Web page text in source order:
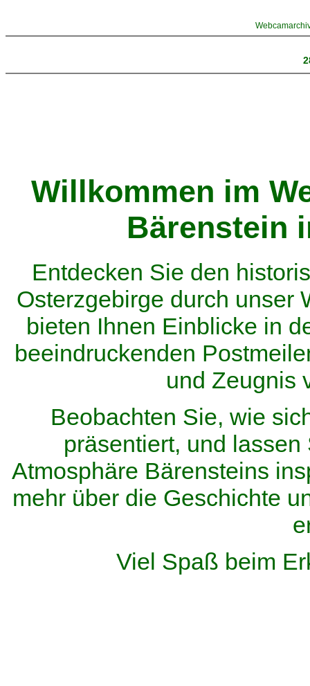
Willkommen im
Bärenstein
Entdecken Sie den
Osterzgebirge durch unser
bieten Ihnen Einblicke in
beeindruckenden
und Zeugnis
Beobachten Sie, wie
präsentiert, und
Atmosphäre Bärensteins
mehr über die Geschichte
Viel Spaß beim